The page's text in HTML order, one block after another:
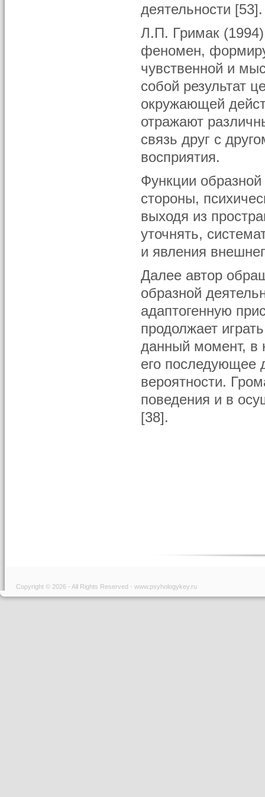
деятельности [53].
Л.П. Гримак (1994)
феномен,
чувственной и
собой результат
окружающей
отражают
связь друг с
восприятия.
Функции
стороны,
выходя из
уточнять,
и явления
Далее автор
образной
адаптогенную
продолжает
данный момент, в
его последующее
вероятности.
поведения и в
[38].
Copyright © 2026 - All Rights Reserved - www.psyhologykey.ru